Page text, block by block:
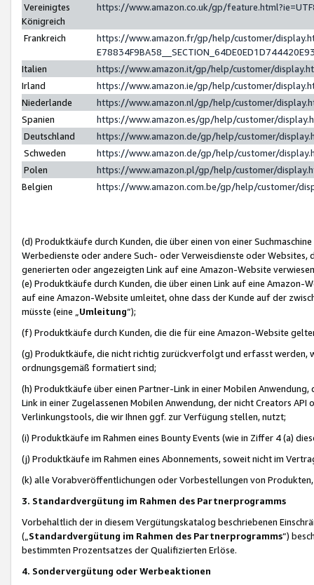
Vereinigtes
Königreich
https://www.amazon.co.uk/gp/
Frankreich
https://www.amazon.fr/gp/help/customer/
Italien
https://www.amazon.it/gp/help/customer/
Irland
https://www.amazon.ie/gp/help/customer/
Niederlande
https://www.amazon.nl/gp/help/customer/
Spanien
https://www.amazon.es/gp/help/customer/
Deutschland
https://www.amazon.de/gp/help/customer/
Schweden
https://www.amazon.de/gp/help/customer/
Polen
https://www.amazon.pl/gp/help/customer/
Belgien
https://www.amazon.com.be/gp/help/customer/
(d) Produktkäufe durch Kunden, die über einen von einer
Werbedienste oder andere Such- oder Verweisdienste oder Websites,
generierten oder angezeigten Link auf eine Amazon-Website
(e) Produktkäufe durch Kunden, die über einen Link auf eine
auf eine Amazon-Website umleitet, ohne dass der Kunde auf der
müsste (eine „ Umleitung“);
(f) Produktkäufe durch Kunden, die die für eine Amazon-Website
(g) Produktkäufe, die nicht richtig zurückverfolgt und erfasst werden,
ordnungsgemäß formatiert sind;
(h) Produktkäufe über einen Partner-Link in einer Mobilen
Link in einer Zugelassenen Mobilen Anwendung, der nicht Creators
Verlinkungstools, die wir Ihnen ggf. zur Verfügung stellen, nutzt;
(i) Produktkäufe im Rahmen eines Bounty Events (wie in Ziffer 4 (a)
(j) Produktkäufe im Rahmen eines Abonnements, soweit nicht im
(k) alle Vorabveröffentlichungen oder Vorbestellungen von
3. Standardvergütung im Rahmen des Partnerprogramms
Vorbehaltlich der in diesem Vergütungskatalog beschriebenen
(„ Standardvergütung im Rahmen des Partnerprogramms“)
bestimmten Prozentsatzes der Qualifizierten Erlöse.
4. Sondervergütung oder Werbeaktionen